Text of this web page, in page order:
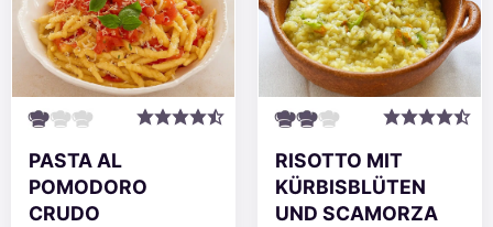
PASTA AL
POMODORO
CRUDO
RISOTTO MIT
KÜRBISBLÜTEN
UND SCAMORZA